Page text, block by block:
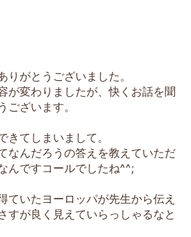
りがとうございました。
が変わりましたが、快くお話を聞
ございます。
きてしまいまして。
なんだろうの答えを教えていただ
んですコールでしたね^^;
ていたヨーロッパが先生から伝え
すが良く見えていらっしゃるなと